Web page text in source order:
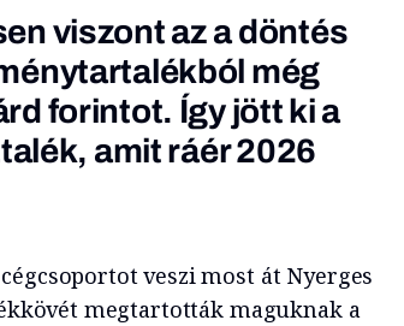
viszont az a döntés
még
forintot. Így jött ki a
amit ráér 2026
veszi most át Nyerges
megtartották maguknak a